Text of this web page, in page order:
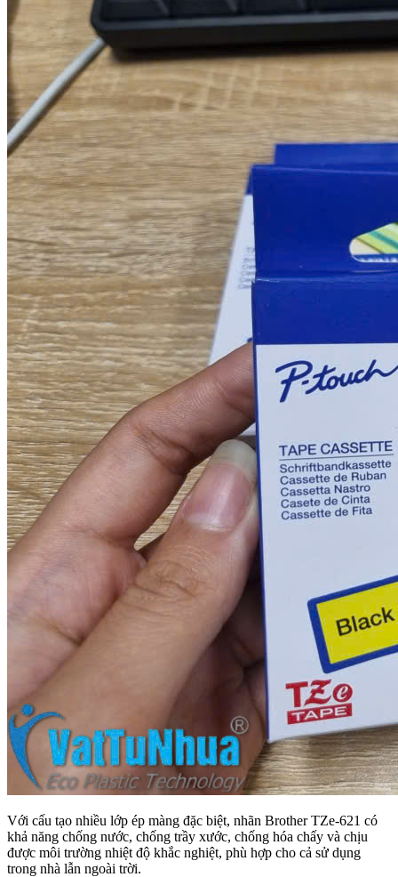
Với cấu tạo nhiều lớp ép màng đặc biệt, nhãn Brother TZe-621 có
khả năng chống nước, chống trầy xước, chống hóa chấy và chịu
được môi trường nhiệt độ khắc nghiệt, phù hợp cho cả sử dụng
trong nhà lẫn ngoài trời.